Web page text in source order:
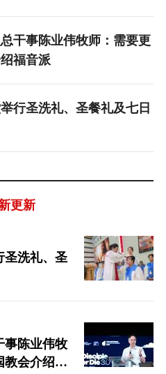
干事陈业伟牧师：需要更
福音派
行圣洗礼、圣餐礼及七日
更新
圣洗礼、圣
事陈业伟牧
教会介绍福